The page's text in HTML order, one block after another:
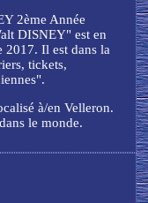
2ème Année
DISNEY" est en
2017. Il est dans la
tickets,
à/en Velleron.
le monde.